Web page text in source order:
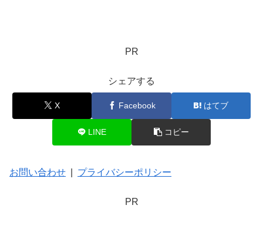
PR
シェアする
X Facebook はてブ
LINE コピー
お問い合わせ プライバシーポリシー
PR